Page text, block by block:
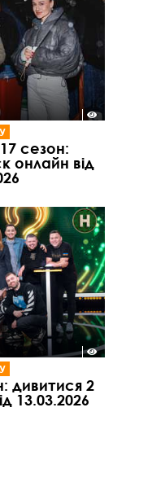
сезон:
онлайн від
дивитися 2
13.03.2026